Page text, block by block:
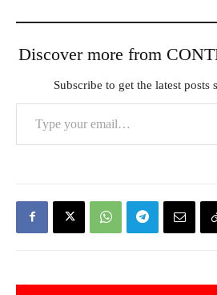
Discover more from
Subscribe to get the latest posts
Type your email…